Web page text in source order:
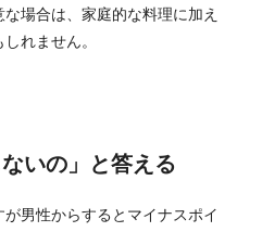
場合は、家庭的な料理に加え
れません。
いの」と答える
男性からするとマイナスポイ